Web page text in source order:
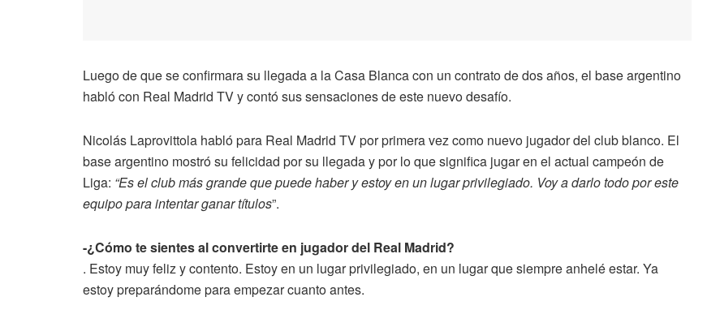
Luego de que se confirmara su llegada a la Casa Blanca con un contrato de dos años, el base argentino
habló con Real Madrid TV y contó sus sensaciones de este nuevo desafío.
Nicolás Laprovittola habló para Real Madrid TV por primera vez como nuevo jugador del club blanco. El
base argentino mostró su felicidad por su llegada y por lo que significa jugar en el actual campeón de
Liga: “Es el club más grande que puede haber y estoy en un lugar privilegiado. Voy a darlo todo por este
equipo para intentar ganar títulos”.
-¿Cómo te sientes al convertirte en jugador del Real Madrid?
. Estoy muy feliz y contento. Estoy en un lugar privilegiado, en un lugar que siempre anhelé estar. Ya
estoy preparándome para empezar cuanto antes.